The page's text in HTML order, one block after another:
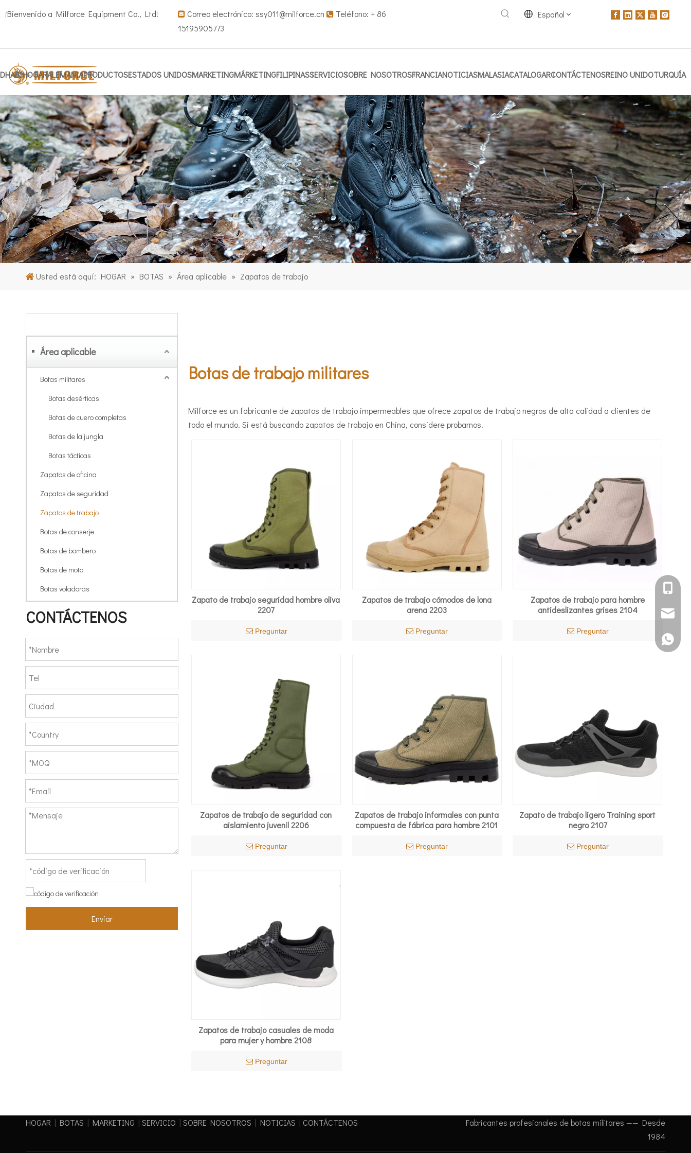
¡Bienvenido a Milforce Equipment Co., Ltd!  Correo electrónico: ssy011@milforce.cn  Teléfono: + 86
15195905773
Español
HOGARALEMANIAPRODUCTOSESTADOS UNIDOSMARKETINGMÁRKETINGFILIPINASSERVICIOSOBRE NOSOTROSFRANCIANOTICIASMALASIACATALOGARCONTÁCTENOSREINO UNIDOTURQUÍA
Usted está aquí: HOGAR » BOTAS » Área aplicable » Zapatos de trabajo
Área aplicable
Botas militares
Botas desérticas
Botas de cuero completas
Botas de la jungla
Botas tácticas
Zapatos de oficina
Zapatos de seguridad
Zapatos de trabajo
Botas de conserje
Botas de bombero
Botas de moto
Botas voladoras
CONTÁCTENOS
Enviar
Botas de trabajo militares
Milforce es un fabricante de zapatos de trabajo impermeables que ofrece zapatos de trabajo negros de alta calidad a clientes de
todo el mundo. Si está buscando zapatos de trabajo en China, considere probarnos.
Zapato de trabajo seguridad hombre oliva
2207
Preguntar
Zapatos de trabajo cómodos de lona
arena 2203
Preguntar
Zapatos de trabajo para hombre
antideslizantes grises 2104
Preguntar
Zapatos de trabajo de seguridad con
aislamiento juvenil 2206
Preguntar
Zapatos de trabajo informales con punta
compuesta de fábrica para hombre 2101
Preguntar
Zapato de trabajo ligero Training sport
negro 2107
Preguntar
Zapatos de trabajo casuales de moda
para mujer y hombre 2108
Preguntar
+86
+86
HOGAR | BOTAS | MARKETING | SERVICIO | SOBRE NOSOTROS | NOTICIAS | CONTÁCTENOS
Fabricantes profesionales de botas militares —— Desde
1984